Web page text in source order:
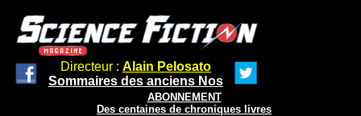
Directeur : Alain Pelosato
Sommaires des anciens Nos
ABONNEMENT
Des centaines de chroniques livres